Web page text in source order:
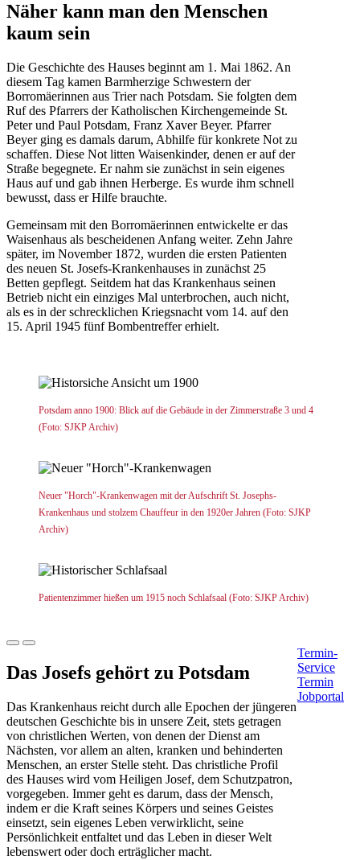
Näher kann man den Menschen
kaum sein
Die Geschichte des Hauses beginnt am 1. Mai 1862. An
diesem Tag kamen Barmherzige Schwestern der
Borromäerinnen aus Trier nach Potsdam. Sie folgten dem
Ruf des Pfarrers der Katholischen Kirchengemeinde St.
Peter und Paul Potsdam, Franz Xaver Beyer. Pfarrer
Beyer ging es damals darum, Abhilfe für konkrete Not zu
schaffen. Diese Not litten Waisenkinder, denen er auf der
Straße begegnete. Er nahm sie zunächst in sein eigenes
Haus auf und gab ihnen Herberge. Es wurde ihm schnell
bewusst, dass er Hilfe brauchte.
Gemeinsam mit den Borromäerinnen entwickelte er das
Waisenhaus als bescheidenen Anfang weiter. Zehn Jahre
später, im November 1872, wurden die ersten Patienten
des neuen St. Josefs-Krankenhauses in zunächst 25
Betten gepflegt. Seitdem hat das Krankenhaus seinen
Betrieb nicht ein einziges Mal unterbrochen, auch nicht,
als es in der schrecklichen Kriegsnacht vom 14. auf den
15. April 1945 fünf Bombentreffer erhielt.
Potsdam anno 1900: Blick auf die Gebäude in der Zimmerstraße 3 und 4
(Foto: SJKP Archiv)
Neuer "Horch"-Krankenwagen mit der Aufschrift St. Josephs-
Krankenhaus und stolzem Chauffeur in den 1920er Jahren (Foto: SJKP
Archiv)
Patientenzimmer hießen um 1915 noch Schlafsaal (Foto: SJKP Archiv)
Das Josefs gehört zu Potsdam
Das Krankenhaus reicht durch alle Epochen der jüngeren
deutschen Geschichte bis in unsere Zeit, stets getragen
von christlichen Werten, von denen der Dienst am
Nächsten, vor allem an alten, kranken und behinderten
Menschen, an erster Stelle steht. Das christliche Profil
des Hauses wird vom Heiligen Josef, dem Schutzpatron,
vorgegeben. Immer geht es darum, dass der Mensch,
indem er die Kraft seines Körpers und seines Geistes
einsetzt, sein eigenes Leben verwirklicht, seine
Persönlichkeit entfaltet und das Leben in dieser Welt
lebenswert oder doch erträglicher macht.
Termin-
Service
Termin
Jobportal